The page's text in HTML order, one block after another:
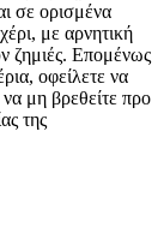
σε ορισμένα
με αρνητική
ζημιές. Επομένως
οφείλετε να
μη βρεθείτε προ
της